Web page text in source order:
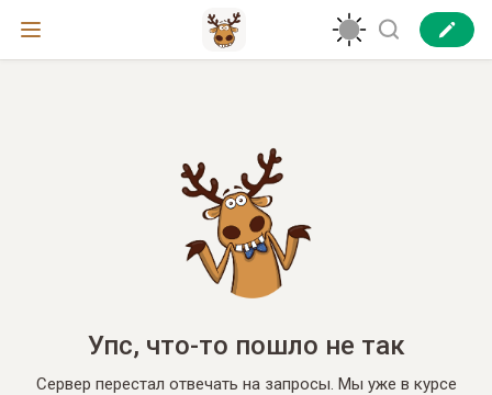
Упс, что-то пошло не так
Сервер перестал отвечать на запросы. Мы уже в курсе